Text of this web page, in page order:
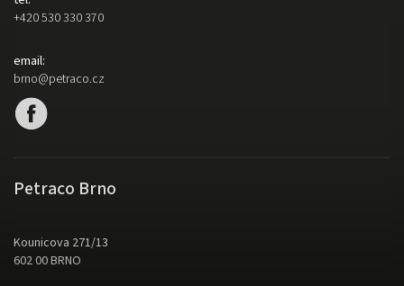
+420 530 330 370
email:
brno@petraco.cz
Petraco Brno
Kounicova 271/13
602 00 BRNO